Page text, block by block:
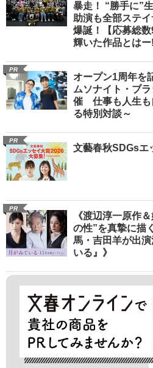
暴走！ “勝手に”
助演も全部ステイ
爆誕！【応募総
輝いた作品とはー
PR
オープン1周年を
ムソナイト・ブ
催 仕事も人生も
る特別対談～
PR
文藝春秋SDGsエ
PR
《渡辺淳一原作
の性”を真摯に描
馬・吉田羊が出
いる』》